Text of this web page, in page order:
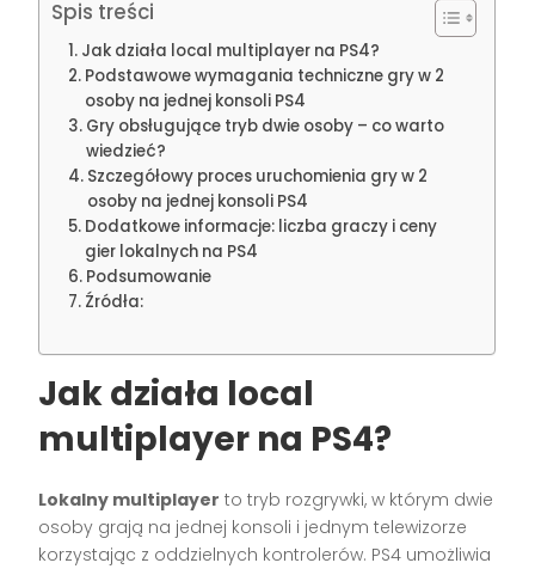
Spis treści
Jak działa local multiplayer na PS4?
Podstawowe wymagania techniczne gry w 2
osoby na jednej konsoli PS4
Gry obsługujące tryb dwie osoby – co warto
wiedzieć?
Szczegółowy proces uruchomienia gry w 2
osoby na jednej konsoli PS4
Dodatkowe informacje: liczba graczy i ceny
gier lokalnych na PS4
Podsumowanie
Źródła:
Jak działa local
multiplayer na PS4?
Lokalny multiplayer to tryb rozgrywki, w którym dwie
osoby grają na jednej konsoli i jednym telewizorze
korzystając z oddzielnych kontrolerów. PS4 umożliwia